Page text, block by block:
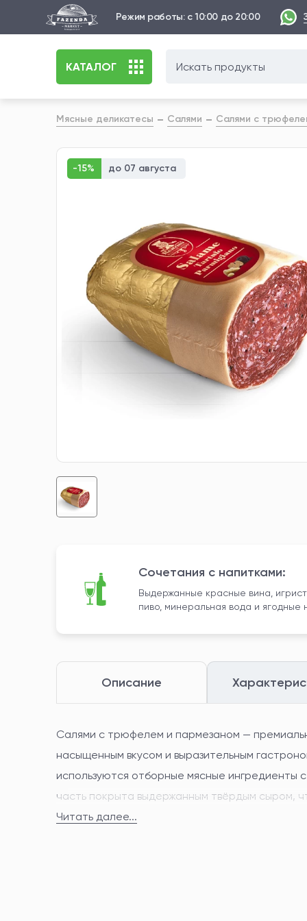
Режим работы: с 10:00 до 20:00
КАТАЛОГ
Мясные деликатесы Салями Салями с
-15% до 07 августа
Сочетания с напитками:
Выдержанные красные вина,
пиво, минеральная вода и ягодные
Описание
Салями с трюфелем и пармезаном —
насыщенным вкусом и выразительным
используются отборные мясные ингредиенты
часть покрыта выдержанным твёрдым сыром,
и благородный аромат.
Читать далее...